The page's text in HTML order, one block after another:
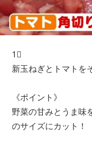
1⃣
新玉ねぎとトマトを
《ポイント》
野菜の甘みとうま味
のサイズにカット！